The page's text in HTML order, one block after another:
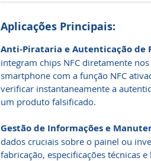
Aplicações Principais:
Anti-Pirataria e Autenticação de
integram chips NFC diretamente
smartphone com a função NFC
verificar instantaneamente a
um produto falsificado.
Gestão de Informações e
dados cruciais sobre o painel ou
fabricação, especificações técnicas